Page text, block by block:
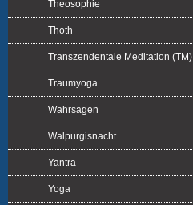
Theosophie
Thoth
Transzendentale Meditation (TM)
Traumyoga
Wahrsagen
Walpurgisnacht
Yantra
Yoga